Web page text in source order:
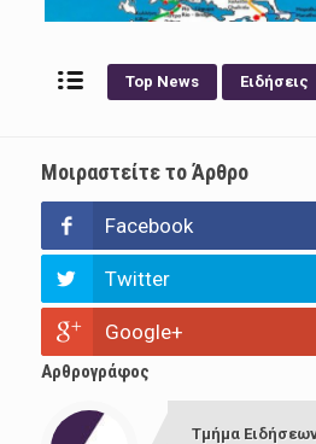
Top News Ειδήσεις
Μοιραστείτε το Άρθρο
Facebook
Twitter
Google+
Αρθρογράφος
Τμήμα